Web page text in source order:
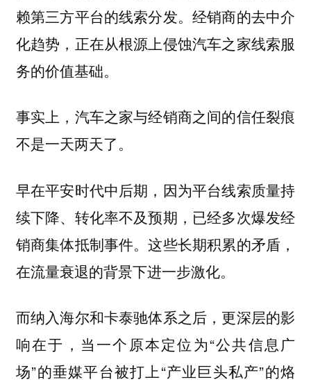
赖第三方平台的线索分发。经销商的去中介
化趋势，正在从根源上侵蚀汽车之家线索服
务的价值基础。
事实上，汽车之家与经销商之间的信任裂痕
不是一天两天了。
早在平安时代中后期，因为平台线索质量持
续下降、转化率不及预期，已经多次爆发经
销商集体抵制事件。这些长期积累的矛盾，
在流量衰退的背景下进一步激化。
而纳入海尔和卡泰驰体系之后，更深层的影
响在于，当一个原本定位为“公共信息广
场”的垂媒平台被打上“产业巨头私产”的烙